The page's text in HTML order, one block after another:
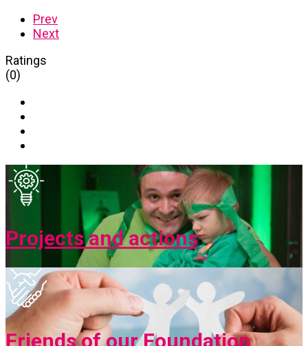
Prev
Next
Ratings
(0)
Projects and actions
Friends of our Foundation